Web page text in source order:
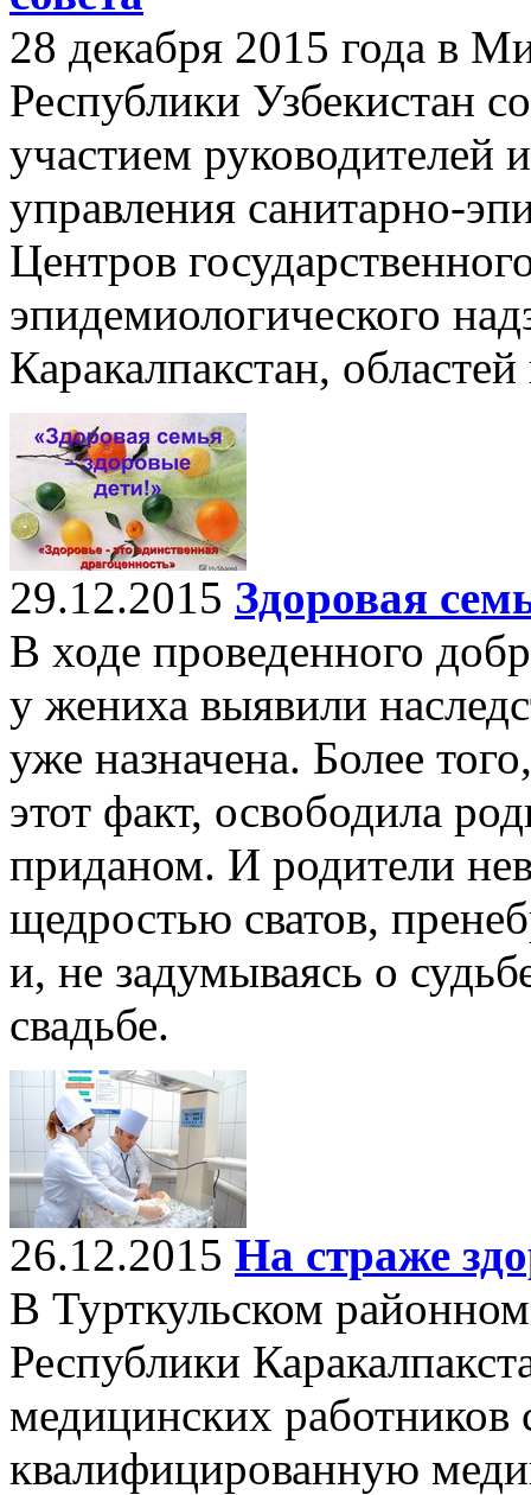
28 декабря 2015 года в
Республики Узбекистан
участием руководителей
управления санитарно-
Центров
эпидемиологического
Каракалпакстан,
29.12.2015 Здоровая
В ходе проведенного
у жениха выявили
уже назначена. Более
этот факт, освободила
приданом. И родители
щедростью сватов,
и, не задумываясь о
свадьбе.
26.12.2015 На страже
В Турткульском
Республики
медицинских работников
квалифицированную